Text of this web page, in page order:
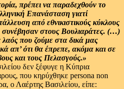
πρέπει να παραδεχθούν το
Επανάσταση γιατί
από εθνικιστικούς κύκλους
συνέβησαν στους Βουλιαράτες. (…)
λαός που ζούμε στα δικά μας
απ’ ότι θα έπρεπε, ακόμα και σε
και τους Πελασγούς.»
δεν ξέφυγε η Κύπρια
που κηρύχθηκε persona non
ο Λαέρτης Βασιλείου, είπε: